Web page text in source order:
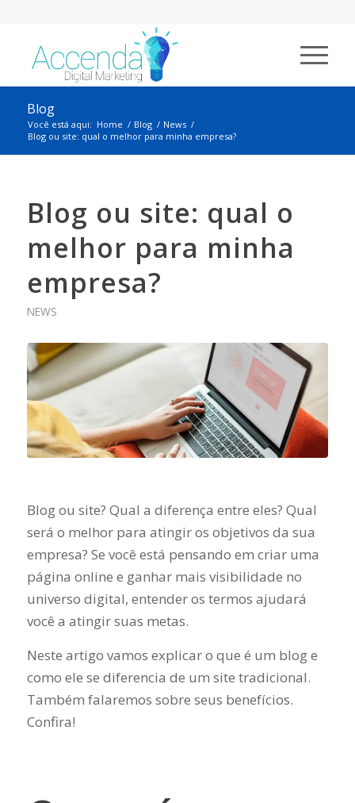
Blog
Você está aqui: Home / Blog / News /
Blog ou site: qual o melhor para minha empresa?
Blog ou site: qual o
melhor para minha
empresa?
NEWS
Blog ou site? Qual a diferença entre eles? Qual
será o melhor para atingir os objetivos da sua
empresa? Se você está pensando em criar uma
página online e ganhar mais visibilidade no
universo digital, entender os termos ajudará
você a atingir suas metas.
Neste artigo vamos explicar o que é um blog e
como ele se diferencia de um site tradicional.
Também falaremos sobre seus benefícios.
Confira!